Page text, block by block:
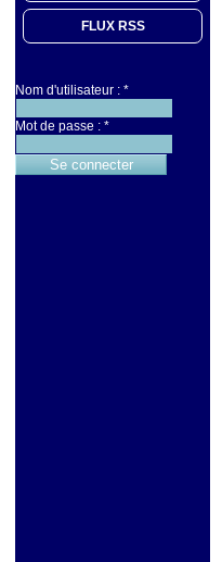
FLUX RSS
Nom d'utilisateur : *
Mot de passe : *